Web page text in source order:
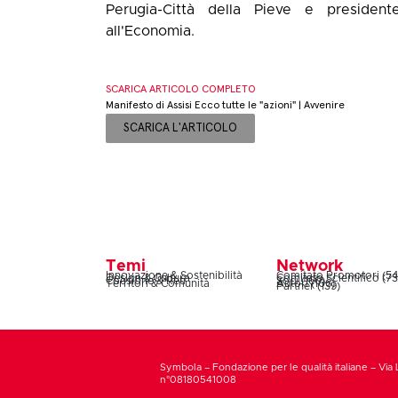
Perugia-Città della Pieve e
all'Economia.
SCARICA ARTICOLO COMPLETO
Manifesto di Assisi Ecco tutte le "azioni" | Avvenire
SCARICA L'ARTICOLO
Temi
Innovazione & Sostenibilità
Design & Cultura
Coesione & Reti
Territori & Comunità
Network
Comitato Promotori
Comitato Scientifico
Soci (160)
Autori (106)
Partner (139)
Symbola – Fondazione per le qualità italiane – Via
n°08180541008